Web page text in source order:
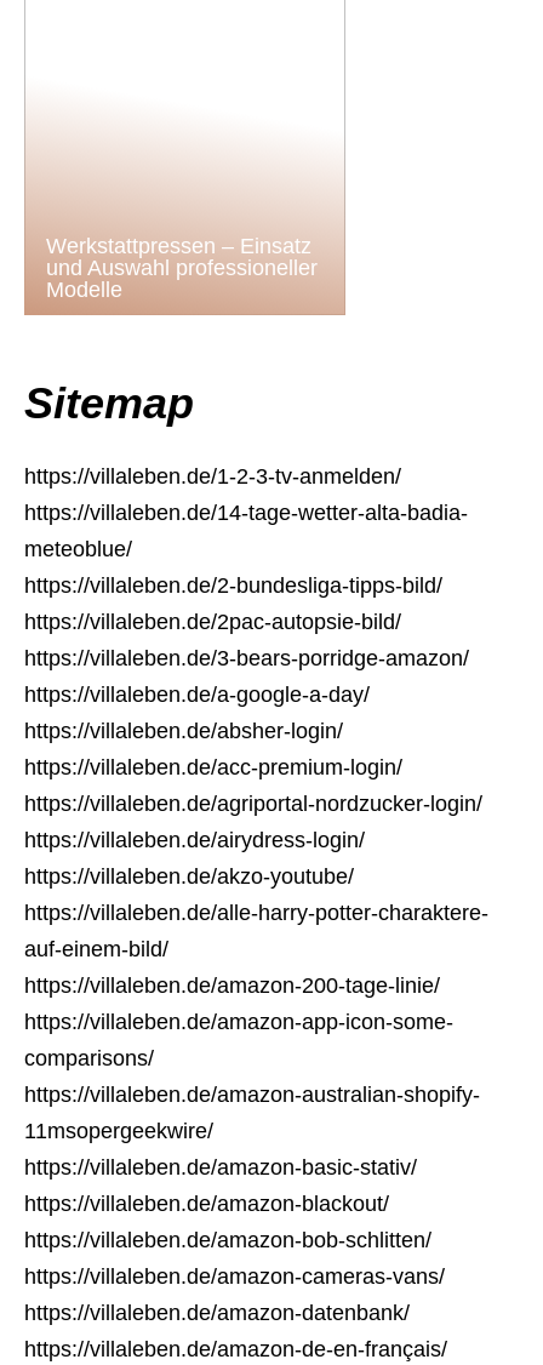
Werkstattpressen – Einsatz
und Auswahl professioneller
Modelle
Sitemap
https://villaleben.de/1-2-3-tv-anmelden/
https://villaleben.de/14-tage-wetter-alta-badia-
meteoblue/
https://villaleben.de/2-bundesliga-tipps-bild/
https://villaleben.de/2pac-autopsie-bild/
https://villaleben.de/3-bears-porridge-amazon/
https://villaleben.de/a-google-a-day/
https://villaleben.de/absher-login/
https://villaleben.de/acc-premium-login/
https://villaleben.de/agriportal-nordzucker-login/
https://villaleben.de/airydress-login/
https://villaleben.de/akzo-youtube/
https://villaleben.de/alle-harry-potter-charaktere-
auf-einem-bild/
https://villaleben.de/amazon-200-tage-linie/
https://villaleben.de/amazon-app-icon-some-
comparisons/
https://villaleben.de/amazon-australian-shopify-
11msopergeekwire/
https://villaleben.de/amazon-basic-stativ/
https://villaleben.de/amazon-blackout/
https://villaleben.de/amazon-bob-schlitten/
https://villaleben.de/amazon-cameras-vans/
https://villaleben.de/amazon-datenbank/
https://villaleben.de/amazon-de-en-français/